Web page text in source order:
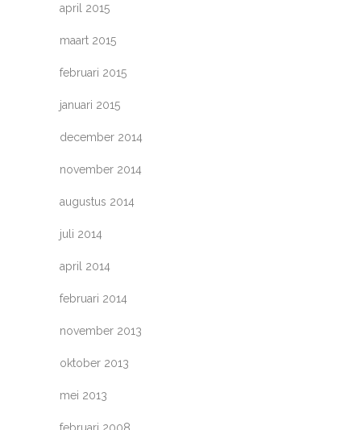
april 2015
maart 2015
februari 2015
januari 2015
december 2014
november 2014
augustus 2014
juli 2014
april 2014
februari 2014
november 2013
oktober 2013
mei 2013
februari 2008